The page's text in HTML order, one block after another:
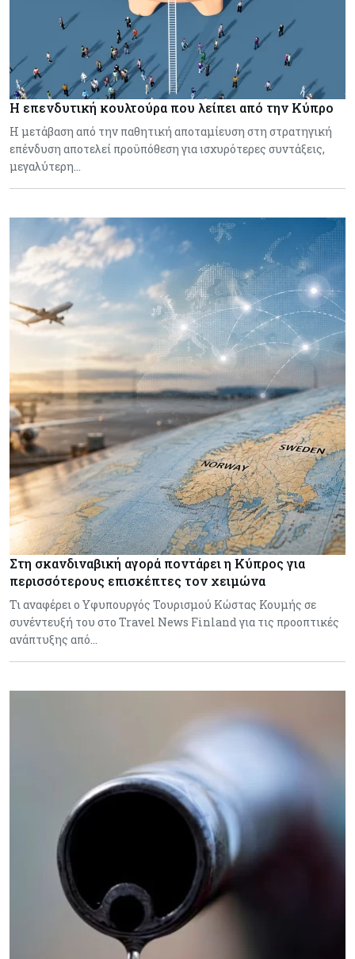
Η επενδυτική κουλτούρα που λείπει από την Κύπρο
Η μετάβαση από την παθητική αποταμίευση στη στρατηγική
επένδυση αποτελεί προϋπόθεση για ισχυρότερες συντάξεις,
μεγαλύτερη…
Στη σκανδιναβική αγορά ποντάρει η Κύπρος για
περισσότερους επισκέπτες τον χειμώνα
Τι αναφέρει ο Υφυπουργός Τουρισμού Κώστας Κουμής σε
συνέντευξή του στο Travel News Finland για τις προοπτικές
ανάπτυξης από…